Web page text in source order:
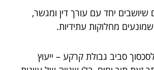
יחד עם עורך דין ומגשר,
מחלוקות עתידיות.
סביב גבולת קרקע – ייעוץ